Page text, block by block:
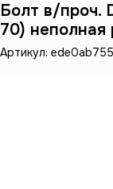
Болт в/проч.
70) неполная
Артикул: